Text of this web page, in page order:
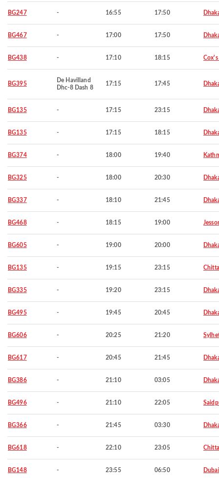
BG247 - 16:55 17:50
BG467 - 17:00 17:50
BG438 - 17:10 18:15 Cox's
BG395
De Havilland
Dhc-8 Dash 8
17:15 17:45
BG135 - 17:15 23:15
BG135 - 17:15 18:15
BG374 - 18:00 19:40
BG325 - 18:00 20:30
BG337 - 18:10 21:45
BG468 - 18:15 19:00
BG605 - 19:00 20:00
BG135 - 19:15 23:15
BG335 - 19:20 23:15
BG495 - 19:45 20:45
BG606 - 20:25 21:20
BG617 - 20:45 21:45
BG386 - 21:10 03:05
BG496 - 21:10 22:05
BG366 - 21:45 03:30
BG618 - 22:10 23:05
BG148 - 23:55 06:50 Dubai